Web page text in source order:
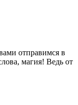
отправимся в
магия! Ведь от